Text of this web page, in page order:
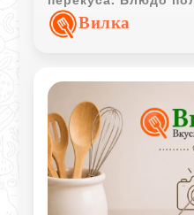
с хрустящей
начинкой.
Вилка